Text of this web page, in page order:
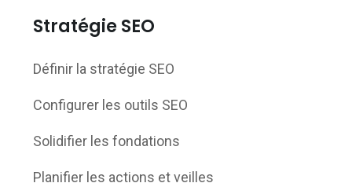
Stratégie SEO
Définir la stratégie SEO
Configurer les outils SEO
Solidifier les fondations
Planifier les actions et veilles